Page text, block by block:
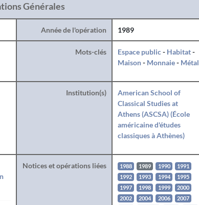
Générales
Année de l'opération 1989
Mots-clés Espace public- Habitat-
Maison- Monnaie- Métal
Institution(s)
American School of
Classical Studies at
Athens (ASCSA) (École
américaine d'études
classiques à Athènes)
Notices et opérations liées 1988 1989 1990
1991
1992
1993 1994
1995
1997
1998 1999
2000
2002
2004 2006
2007